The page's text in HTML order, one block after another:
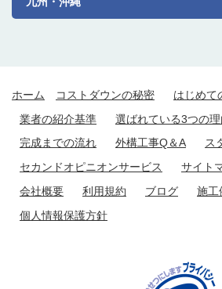
ホーム コストダウンの秘密
はじめて
業者の紹介基準
選ばれている3つの理
完成までの流れ
外構工事Q＆A
ス
セカンドオピニオンサービス
サイト
会社概要
利用規約 ブログ
施工
個人情報保護方針